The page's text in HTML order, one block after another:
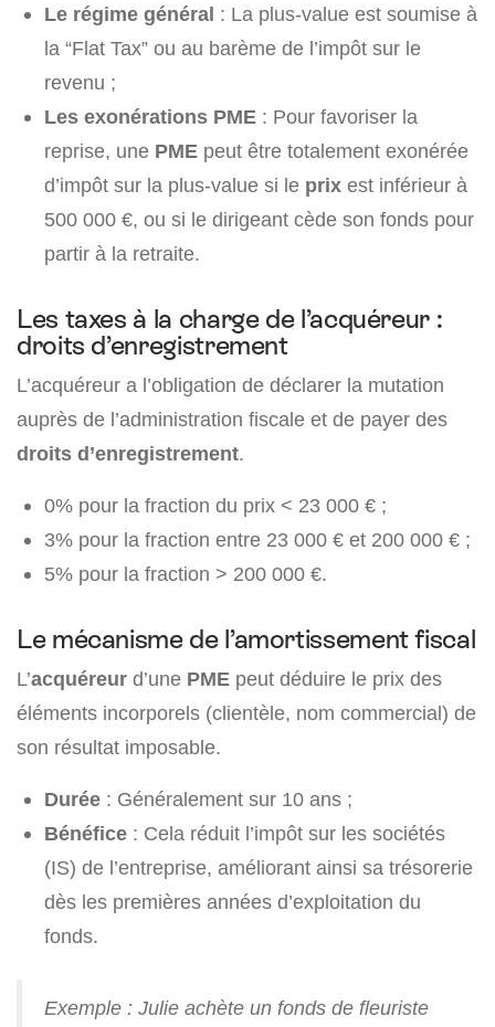
Le régime général : La plus-value est soumise à
la “Flat Tax” ou au barème de l’impôt sur le
revenu ;
Les exonérations PME : Pour favoriser la
reprise, une PME peut être totalement exonérée
d’impôt sur la plus-value si le prix est inférieur à
500 000 €, ou si le dirigeant cède son fonds pour
partir à la retraite.
Les taxes à la charge de l’acquéreur :
droits d’enregistrement
L’acquéreur a l’obligation de déclarer la mutation
auprès de l’administration fiscale et de payer des
droits d’enregistrement.
0% pour la fraction du prix < 23 000 € ;
3% pour la fraction entre 23 000 € et 200 000 € ;
5% pour la fraction > 200 000 €.
Le mécanisme de l’amortissement fiscal
L’acquéreur d’une PME peut déduire le prix des
éléments incorporels (clientèle, nom commercial) de
son résultat imposable.
Durée : Généralement sur 10 ans ;
Bénéfice : Cela réduit l’impôt sur les sociétés
(IS) de l’entreprise, améliorant ainsi sa trésorerie
dès les premières années d’exploitation du
fonds.
Exemple : Julie achète un fonds de fleuriste